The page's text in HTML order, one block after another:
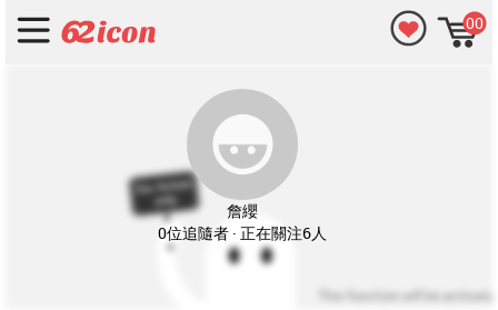
00
詹纓
0位追隨者 · 正在關注6人